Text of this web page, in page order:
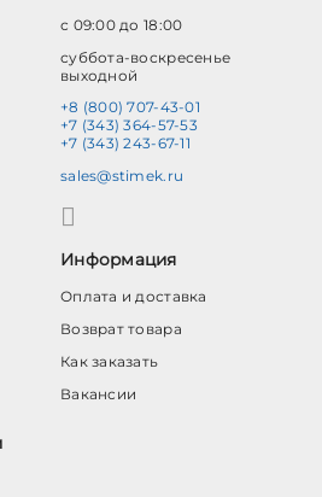
с 09:00 до 18:00
суббота-воскресенье
выходной
+8 (800) 707-43-01
+7 (343) 364-57-53
+7 (343) 243-67-11
sales@stimek.ru
Информация
Оплата и доставка
Возврат товара
Как заказать
Вакансии